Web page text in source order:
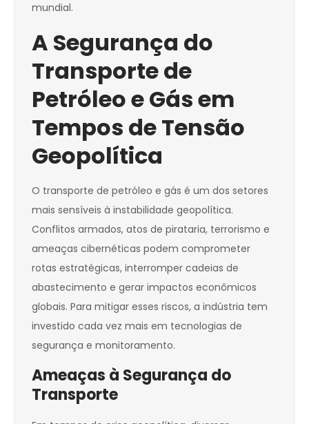
mundial.
A Segurança do
Transporte de
Petróleo e Gás em
Tempos de Tensão
Geopolítica
O transporte de petróleo e gás é um dos setores
mais sensíveis à instabilidade geopolítica.
Conflitos armados, atos de pirataria, terrorismo e
ameaças cibernéticas podem comprometer
rotas estratégicas, interromper cadeias de
abastecimento e gerar impactos econômicos
globais. Para mitigar esses riscos, a indústria tem
investido cada vez mais em tecnologias de
segurança e monitoramento.
Ameaças à Segurança do
Transporte